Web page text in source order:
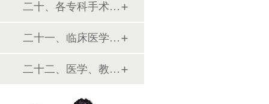
二十、各专科手术器械包
二十一、临床医学训练模型
二十二、医学、教学模型